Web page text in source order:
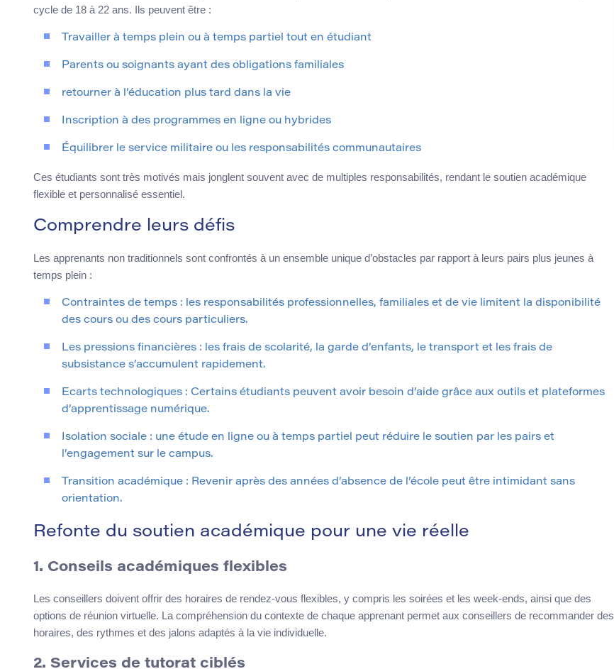
cycle de 18 à 22 ans. Ils peuvent être :
Travailler à temps plein ou à temps partiel tout en étudiant
Parents ou soignants ayant des obligations familiales
retourner à l’éducation plus tard dans la vie
Inscription à des programmes en ligne ou hybrides
Équilibrer le service militaire ou les responsabilités communautaires
Ces étudiants sont très motivés mais jonglent souvent avec de multiples responsabilités, rendant le soutien académique
flexible et personnalisé essentiel.
Comprendre leurs défis
Les apprenants non traditionnels sont confrontés à un ensemble unique d’obstacles par rapport à leurs pairs plus jeunes à
temps plein :
Contraintes de temps : les responsabilités professionnelles, familiales et de vie limitent la disponibilité
des cours ou des cours particuliers.
Les pressions financières : les frais de scolarité, la garde d’enfants, le transport et les frais de
subsistance s’accumulent rapidement.
Ecarts technologiques : Certains étudiants peuvent avoir besoin d’aide grâce aux outils et plateformes
d’apprentissage numérique.
Isolation sociale : une étude en ligne ou à temps partiel peut réduire le soutien par les pairs et
l’engagement sur le campus.
Transition académique : Revenir après des années d’absence de l’école peut être intimidant sans
orientation.
Refonte du soutien académique pour une vie réelle
1. Conseils académiques flexibles
Les conseillers doivent offrir des horaires de rendez-vous flexibles, y compris les soirées et les week-ends, ainsi que des
options de réunion virtuelle. La compréhension du contexte de chaque apprenant permet aux conseillers de recommander des
horaires, des rythmes et des jalons adaptés à la vie individuelle.
2. Services de tutorat ciblés